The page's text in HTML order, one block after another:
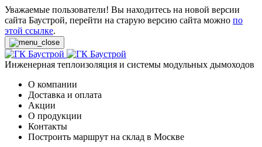
Уважаемые пользователи! Вы находитесь на новой версии
сайта Баустрой, перейти на старую версию сайта можно по
этой ссылке.
Инженерная теплоизоляция и системы модульных дымоходов
О компании
Доставка и оплата
Акции
О продукции
Контакты
Построить маршрут на склад в Москве